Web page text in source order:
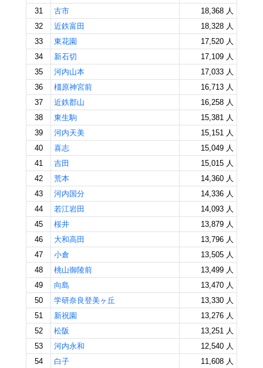
31
古市
18,368 人
32
近鉄富田
18,328 人
33
東花園
17,520 人
34
新石切
17,109 人
35
河内山本
17,033 人
36
橿原神宮前
16,713 人
37
近鉄郡山
16,258 人
38
東生駒
15,381 人
39
河内天美
15,151 人
40
喜志
15,049 人
41
吉田
15,015 人
42
荒本
14,360 人
43
河内国分
14,336 人
44
若江岩田
14,093 人
45
桜井
13,879 人
46
大和高田
13,796 人
47
小倉
13,505 人
48
桃山御陵前
13,499 人
49
向島
13,470 人
50
学研奈良登美ヶ丘
13,330 人
51
新祝園
13,276 人
52
松阪
13,251 人
53
河内永和
12,540 人
54
白子
11,608 人